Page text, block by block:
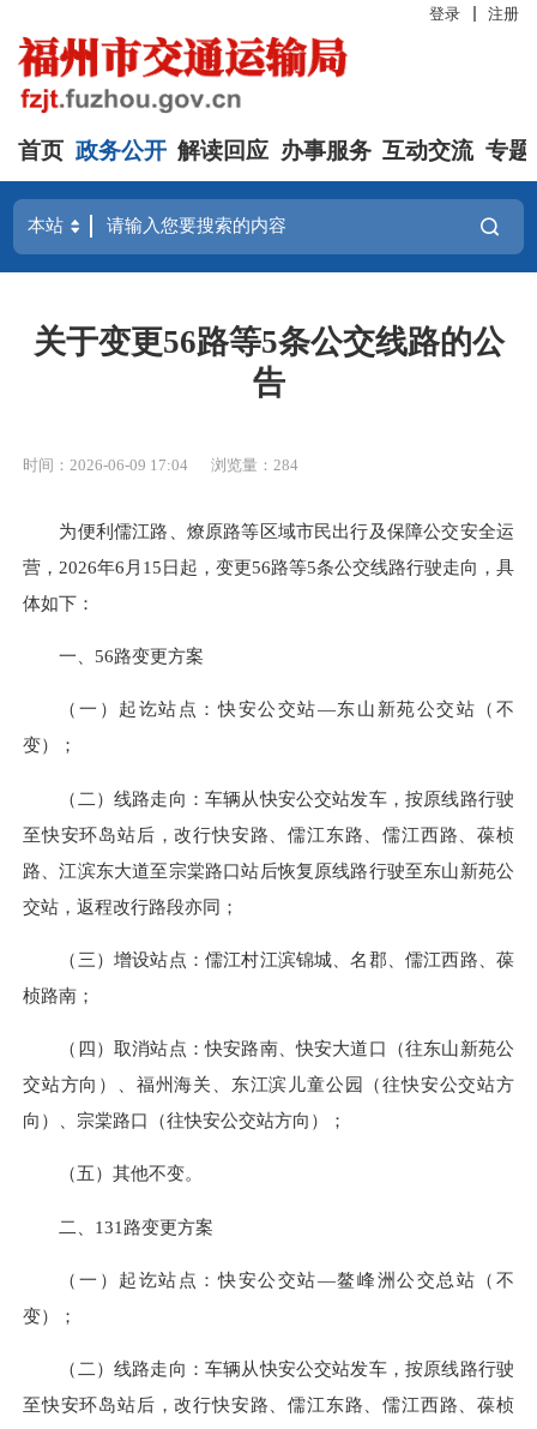
登录 注册
首页 政务公开 解读回应 办事服务 互动交流 专题
关于变更56路等5条公交线路的公
告
时间：2026-06-09 17:04 浏览量：284
为便利儒江路、燎原路等区域市民出行及保障公交安全运
营，2026年6月15日起，变更56路等5条公交线路行驶走向，具
体如下：
一、56路变更方案
（一）起讫站点：快安公交站—东山新苑公交站（不
变）；
（二）线路走向：车辆从快安公交站发车，按原线路行驶
至快安环岛站后，改行快安路、儒江东路、儒江西路、葆桢
路、江滨东大道至宗棠路口站后恢复原线路行驶至东山新苑公
交站，返程改行路段亦同；
（三）增设站点：儒江村江滨锦城、名郡、儒江西路、葆
桢路南；
（四）取消站点：快安路南、快安大道口（往东山新苑公
交站方向）、福州海关、东江滨儿童公园（往快安公交站方
向）、宗棠路口（往快安公交站方向）；
（五）其他不变。
二、131路变更方案
（一）起讫站点：快安公交站—鳌峰洲公交总站（不
变）；
（二）线路走向：车辆从快安公交站发车，按原线路行驶
至快安环岛站后，改行快安路、儒江东路、儒江西路、葆桢